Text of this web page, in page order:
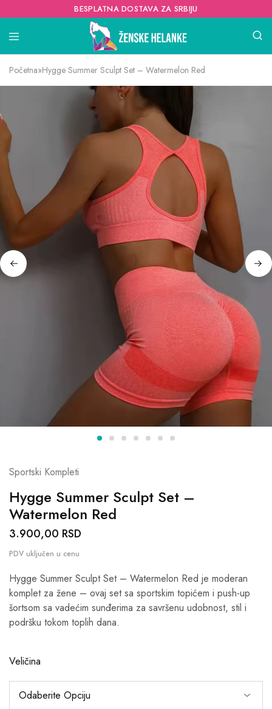
BESPLATNA DOSTAVA ZA SRBIJU
Početna»Hygge Summer Sculpt Set – Watermelon Red
Sportski Kompleti
Hygge Summer Sculpt Set –
Watermelon Red
3.900,00 RSD
Hygge Summer Sculpt Set – Watermelon Red je moderan
komplet za žene – ovaj set sa sportskim topićem i push-up
šortsom sa vadećim sunđerima za savršenu udobnost, stil i
podršku tokom toplih dana.
Veličina